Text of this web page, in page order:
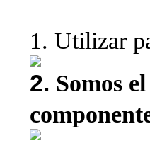
1. Utilizar
2. Somos